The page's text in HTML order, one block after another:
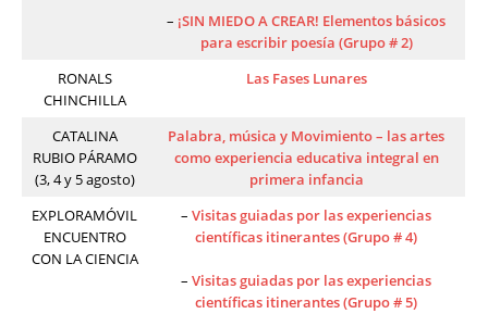
– ¡SIN MIEDO A CREAR! Elementos básicos
para escribir poesía (Grupo # 2)
RONALS
CHINCHILLA
Las Fases Lunares
CATALINA
RUBIO PÁRAMO
(3, 4 y 5 agosto)
Palabra, música y Movimiento – las artes
como experiencia educativa integral en
primera infancia
EXPLORAMÓVIL
ENCUENTRO
CON LA CIENCIA
– Visitas guiadas por las experiencias
científicas itinerantes (Grupo # 4)
– Visitas guiadas por las experiencias
científicas itinerantes (Grupo # 5)